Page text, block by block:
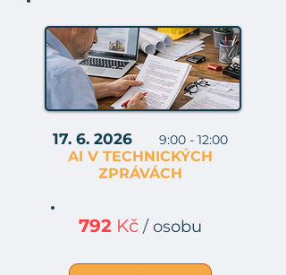
17. 6. 2026 9:00 - 12:00
AI V TECHNICKÝCH
ZPRÁVÁCH
792 Kč / osobu